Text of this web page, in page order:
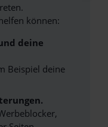
können:
deine
Beispiel deine